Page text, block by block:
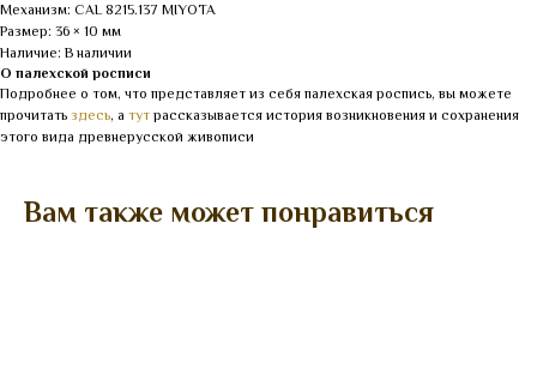
Механизм: CAL 8215.137 MIYOTA
Размер: 36 × 10 мм
Наличие: В наличии
О палехской росписи
Подробнее о том, что представляет из себя палехская роспись, вы можете
прочитать здесь, а тут рассказывается история возникновения и сохранения
этого вида древнерусской живописи
Вам также может понравиться